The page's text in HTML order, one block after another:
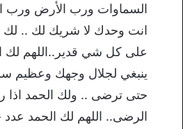
السماوات ورب الأرض ورب
انت وحدك لا شريك لك .. لك
على كل شي قدير..اللهم لك
ينبغي لجلال وجهك وعظيم
حتى ترضى .. ولك الحمد اذا
الرضى.. اللهم لك الحمد